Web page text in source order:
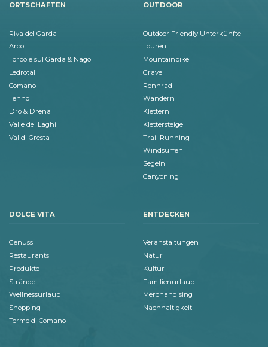
ORTSCHAFTEN
Riva del Garda
Arco
Torbole sul Garda & Nago
Ledrotal
Comano
Tenno
Dro & Drena
Valle dei Laghi
Val di Gresta
OUTDOOR
Outdoor Friendly Unterkünfte
Touren
Mountainbike
Gravel
Rennrad
Wandern
Klettern
Klettersteige
Trail Running
Windsurfen
Segeln
Canyoning
DOLCE VITA
Genuss
Restaurants
Produkte
Strände
Wellnessurlaub
Shopping
Terme di Comano
ENTDECKEN
Veranstaltungen
Natur
Kultur
Familienurlaub
Merchandising
Nachhaltigkeit